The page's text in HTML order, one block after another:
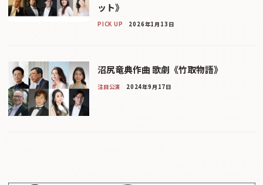
ット》
PICK UP 2026年1月13日
沼尻竜典作曲 歌劇《竹取物語》
注目公演 2024年9月17日